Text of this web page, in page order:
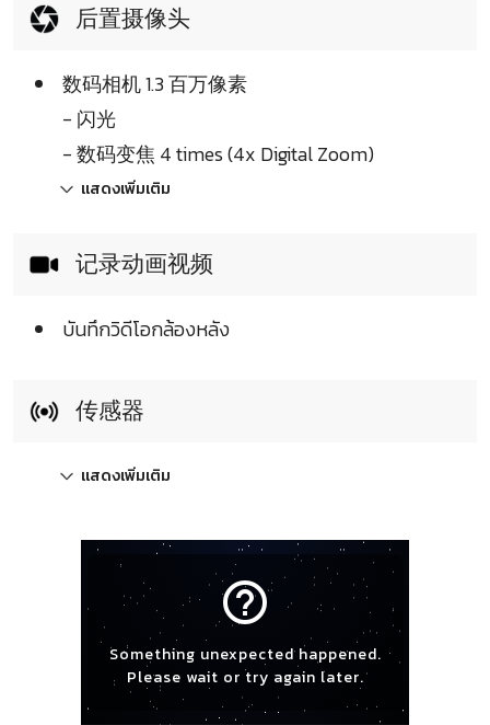
后置摄像头
数码相机 1.3 百万像素
- 闪光
- 数码变焦 4 times (4x Digital Zoom)
แสดงเพิ่มเติม
记录动画视频
บันทึกวิดีโอกล้องหลัง
传感器
แสดงเพิ่มเติม
help_outline
Something unexpected happened.
Please wait or try again later.